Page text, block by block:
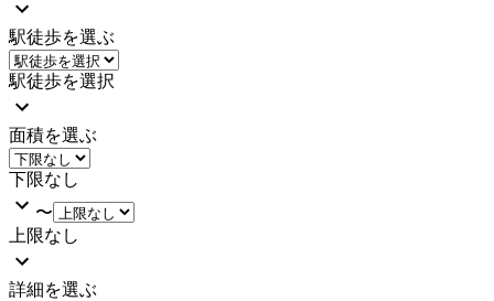
駅徒歩を選ぶ
駅徒歩を選択
面積を選ぶ
下限なし
〜
上限なし
詳細を選ぶ